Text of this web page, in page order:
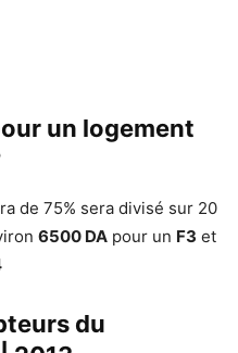
un logement
de 75% sera divisé sur 20
6500 DA pour un F3 et
du